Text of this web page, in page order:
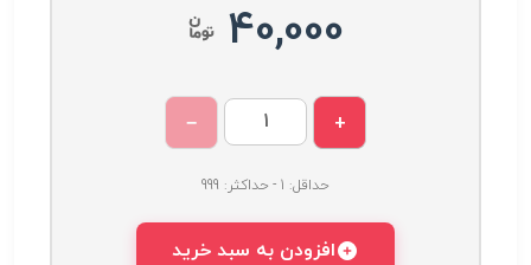
40,000
+
−
حداقل: 1 - حداکثر: 999
افزودن به سبد خرید